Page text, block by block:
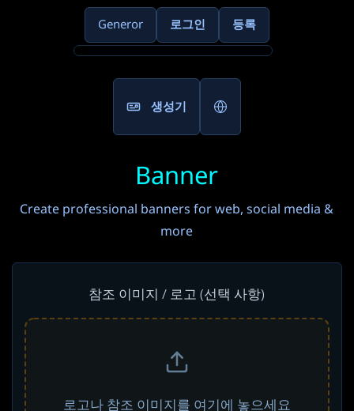
Generor 로그인 등록
생성기
Banner
Create professional banners for web, social media &
more
참조 이미지 / 로고 (선택 사항)
로고나 참조 이미지를 여기에 놓으세요